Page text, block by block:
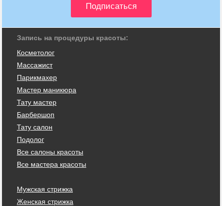
Запись на процедуры красоты:
Косметолог
Массажист
Парикмахер
Мастер маникюра
Тату мастер
Барбершоп
Тату салон
Подолог
Все салоны красоты
Все мастера красоты
Мужская стрижка
Женская стрижка